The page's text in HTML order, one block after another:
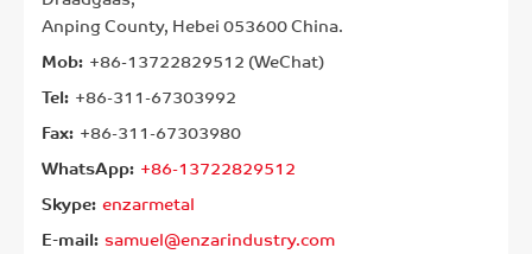
Anping County, Hebei 053600 China.
Mob: +86-13722829512 (WeChat)
Tel: +86-311-67303992
Fax: +86-311-67303980
WhatsApp: +86-13722829512
Skype: enzarmetal
E-mail: samuel@enzarindustry.com